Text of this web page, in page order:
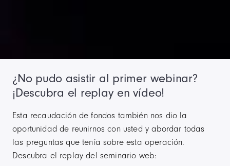
¿No pudo asistir al primer webinar?
¡Descubra el replay en vídeo!
Esta recaudación de fondos también nos dio la
oportunidad de reunirnos con usted y abordar todas
las preguntas que tenía sobre esta operación.
Descubra el replay del seminario web: